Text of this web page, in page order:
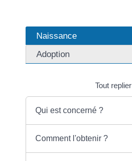
Naissance
Adoption
Tout replier
Qui est concerné ?
Comment l'obtenir ?